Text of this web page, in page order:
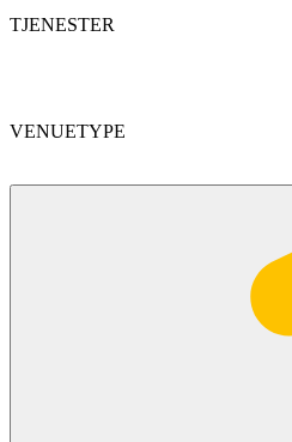
TJENESTER
VENUETYPE